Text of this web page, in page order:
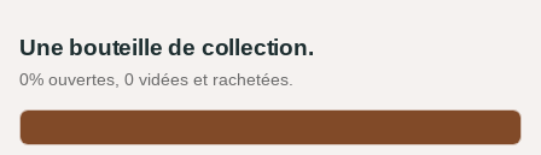
Une bouteille de collection.
0% ouvertes, 0 vidées et rachetées.